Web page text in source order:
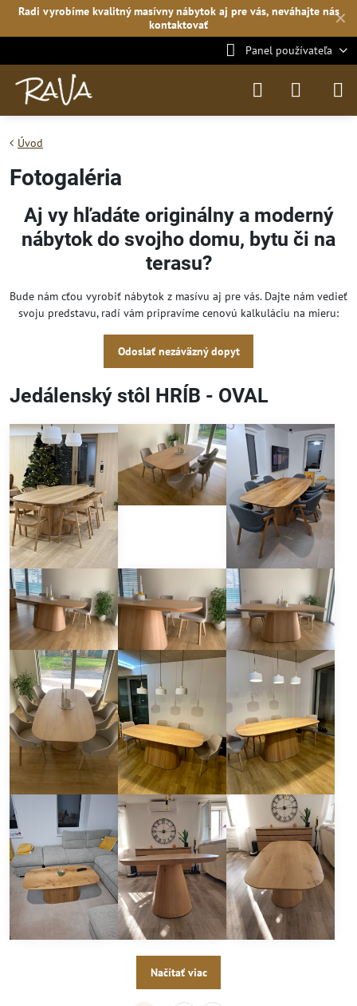
✕
Radi vyrobíme kvalitný masívny nábytok aj pre vás, neváhajte nás
kontaktovať
Panel používateľa
Úvod
Fotogaléria
Aj vy hľadáte originálny a moderný
nábytok do svojho domu, bytu či na
terasu?
Bude nám cťou vyrobiť nábytok z masívu aj pre vás. Dajte nám vedieť
svoju predstavu, radí vám pripravíme cenovú kalkuláciu na mieru:
Odoslať nezáväzný dopyt
Jedálenský stôl HRÍB - OVAL
Načítať viac